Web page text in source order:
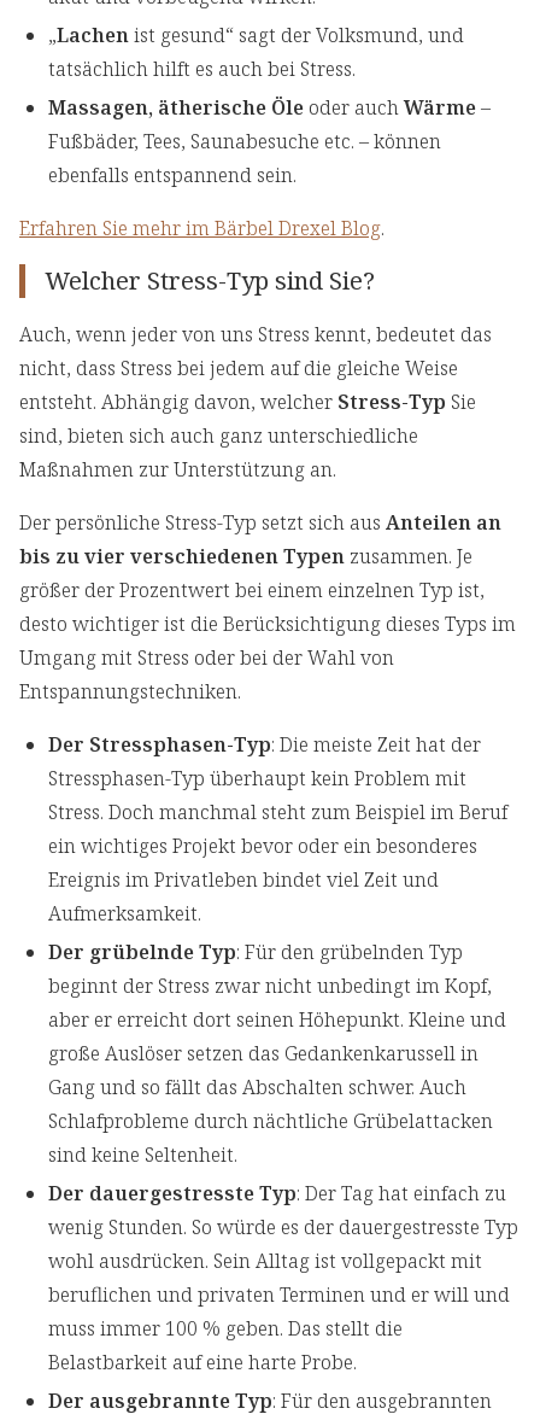
„Lachenist gesund“ sagt der Volksmund, und
tatsächlich hilft es auch bei Stress.
Massagen, ätherische Öle oder auchWärme–
Fußbäder, Tees, Saunabesuche etc. – können
ebenfalls entspannend sein.
Erfahren Sie mehr im Bärbel Drexel Blog.
Welcher Stress-Typ sind Sie?
Auch, wenn jeder von uns Stress kennt, bedeutet das
nicht, dass Stress bei jedem auf die gleiche Weise
entsteht. Abhängig davon, welcher Stress-Typ Sie
sind, bieten sich auch ganz unterschiedliche
Maßnahmen zur Unterstützung an.
Der persönliche Stress-Typ setzt sich aus Anteilen an
bis zu vier verschiedenen Typen zusammen. Je
größer der Prozentwert bei einem einzelnen Typ ist,
desto wichtiger ist die Berücksichtigung dieses Typs im
Umgang mit Stress oder bei der Wahl von
Entspannungstechniken.
Der Stressphasen-Typ: Die meiste Zeit hat der
Stressphasen-Typ überhaupt kein Problem mit
Stress. Doch manchmal steht zum Beispiel im Beruf
ein wichtiges Projekt bevor oder ein besonderes
Ereignis im Privatleben bindet viel Zeit und
Aufmerksamkeit.
Der grübelnde Typ: Für den grübelnden Typ
beginnt der Stress zwar nicht unbedingt im Kopf,
aber er erreicht dort seinen Höhepunkt. Kleine und
große Auslöser setzen das Gedankenkarussell in
Gang und so fällt das Abschalten schwer. Auch
Schlafprobleme durch nächtliche Grübelattacken
sind keine Seltenheit.
Der dauergestresste Typ: Der Tag hat einfach zu
wenig Stunden. So würde es der dauergestresste Typ
wohl ausdrücken. Sein Alltag ist vollgepackt mit
beruflichen und privaten Terminen und er will und
muss immer 100 % geben. Das stellt die
Belastbarkeit auf eine harte Probe.
Der ausgebrannte Typ: Für den ausgebrannten